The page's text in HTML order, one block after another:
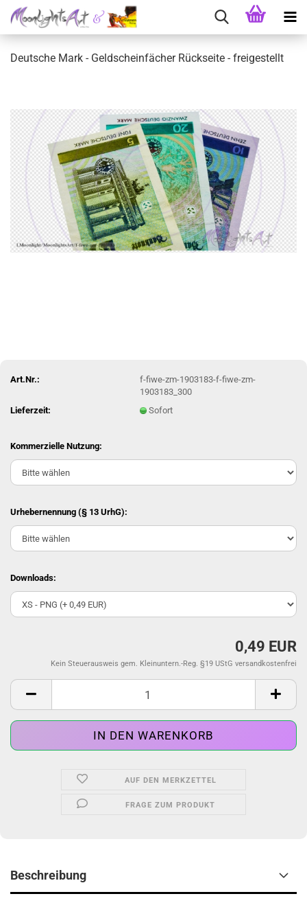
Deutsche Mark - Geldscheinfächer Rückseite - freigestellt
Art.Nr.:
f-fiwe-zm-1903183-f-fiwe-zm-
1903183_300
Lieferzeit:
Sofort
Kommerzielle Nutzung:
Urhebernennung (§ 13 UrhG):
Downloads:
0,49 EUR
Kein Steuerausweis gem. Kleinuntern.-Reg. §19 UStG versandkostenfrei
AUF DEN MERKZETTEL
FRAGE ZUM PRODUKT
Beschreibung